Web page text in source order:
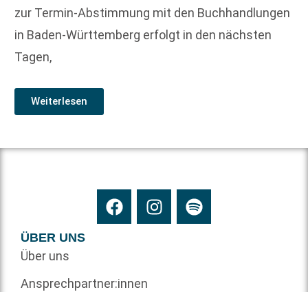
zur Termin-Abstimmung mit den Buchhandlungen
in Baden-Württemberg erfolgt in den nächsten
Tagen,
Weiterlesen
ÜBER UNS
Über uns
Ansprechpartner:innen